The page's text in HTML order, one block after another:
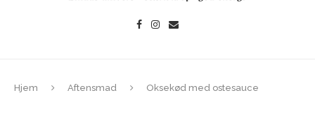
Hjem Aftensmad Oksekød med ostesauce